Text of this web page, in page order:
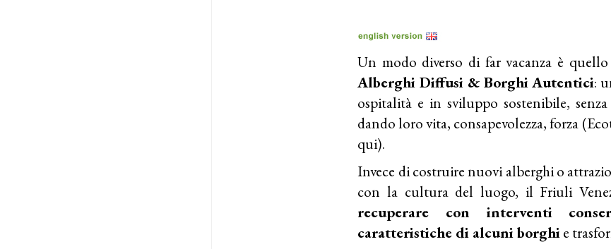
Un modo diverso di far vacanza è quello
Alberghi Diffusi & Borghi Autentici:
ospitalità e in sviluppo sostenibile,
dando loro vita, consapevolezza, forza
qui).
Invece di costruire nuovi alberghi o
con la cultura del luogo, il Friuli
recuperare con interventi
caratteristiche di alcuni borghie